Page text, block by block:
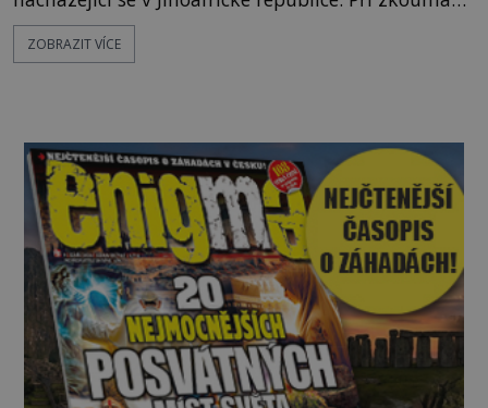
známé vápencové jeskyně na útesu jižního pobřeží
se jim podařilo objevit pravěký umělecký ateliér,
Obrazec silně připom
ZOBRAZIT VÍCE